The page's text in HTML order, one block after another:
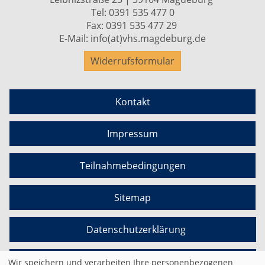
Tel: 0391 535 477 0
Fax: 0391 535 477 29
E-Mail: info(at)vhs.magdeburg.de
Widerrufsformular
Kontakt
Impressum
Teilnahmebedingungen
Sitemap
Datenschutzerklärung
Cookie Einstellungen
Wir speichern und verarbeiten Ihre personenbezogenen